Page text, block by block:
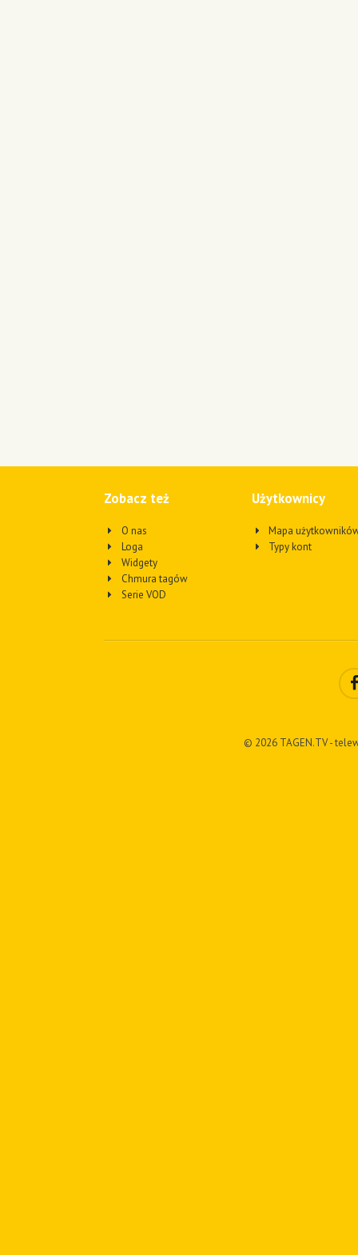
Zobacz też
O nas
Loga
Widgety
Chmura tagów
Serie VOD
Użytkownicy
Mapa
Typy kont
© 2026 TAGEN.TV -